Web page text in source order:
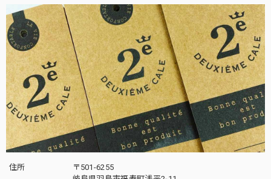
住所
〒501-6255